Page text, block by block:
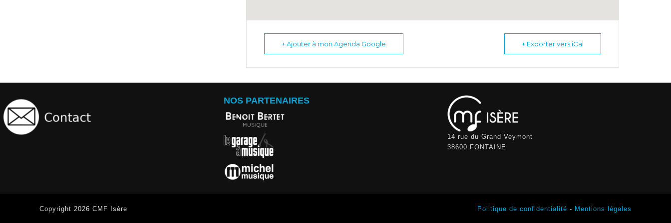
+ Ajouter à mon Agenda Google + Exporter vers iCal
NOS PARTENAIRES
14 rue du Grand Veymont
38600 FONTAINE
Copyright 2026 CMF Isère Politique de confidentialité - Mentions légales